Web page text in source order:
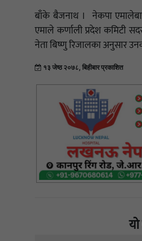
बाँके बैजनाथ । नेकपा
एमाले कर्णाली प्रदेश कमिटी
नेता बिष्णु रिजालका अनुसार
१३ जेष्ठ २०७८, बिहीबार प्रकाशित